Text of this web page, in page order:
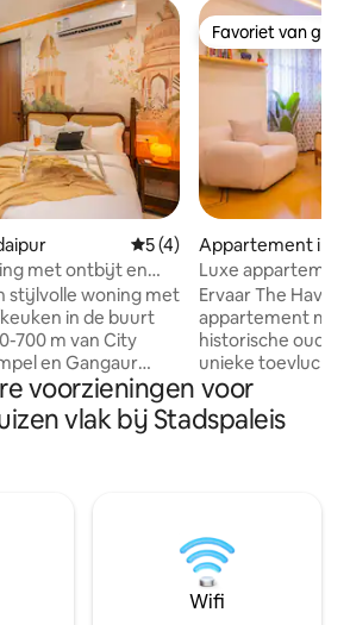
Gemiddelde beoordeling
5 (4)
met ontbijt en
stijlvolle woning met
in de buurt
700 m van City
en Gangaur
1e verdieping met
met Samsung
maar nieuw
comfort met
genieten van
hulp bij de
ontbijtservice
Favoriet van
Favoriet van
Appartement in
Luxe
de buurt van het
Ervaar The
appartement met
historische oude
unieke
comfortabel
gasten en
Indiase inrichting
Het ligt op een
het Picholameer
gezinnen of
voorzieningen voor
vlak bij Stadspaleis
Wifi